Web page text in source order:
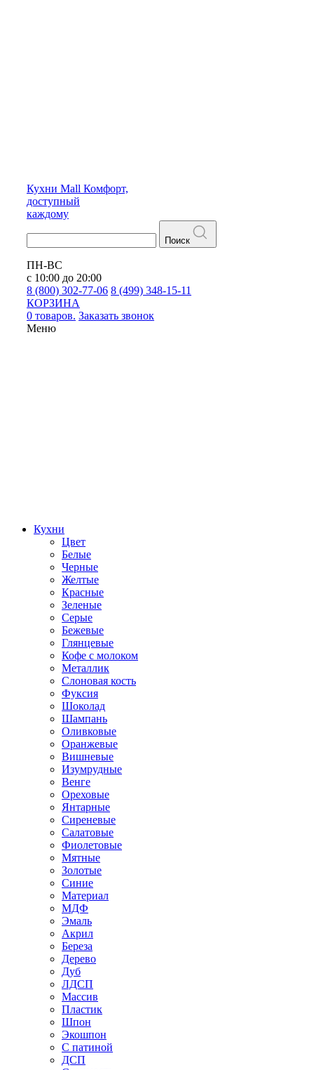
Кухни Mall Комфорт,
доступный
каждому
Поиск
ПН-ВС
с 10:00 до 20:00
8 (800) 302-77-06 8 (499) 348-15-11
КОРЗИНА
0 товаров. Заказать звонок
Меню
Кухни
Цвет
Белые
Черные
Желтые
Красные
Зеленые
Серые
Бежевые
Глянцевые
Кофе с молоком
Металлик
Слоновая кость
Фуксия
Шоколад
Шампань
Оливковые
Оранжевые
Вишневые
Изумрудные
Венге
Ореховые
Янтарные
Сиреневые
Салатовые
Фиолетовые
Мятные
Золотые
Синие
Материал
МДФ
Эмаль
Акрил
Береза
Дерево
Дуб
ЛДСП
Массив
Пластик
Шпон
Экошпон
С патиной
ДСП